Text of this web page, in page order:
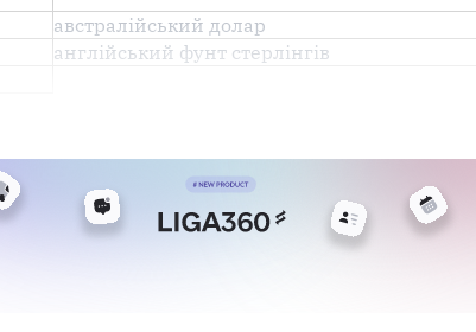
австралійський долар
англiйський фунт стерлiнгiв